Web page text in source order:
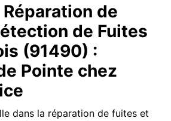
de
de Fuites
(91490) :
Pointe chez
dans la réparation de fuites et